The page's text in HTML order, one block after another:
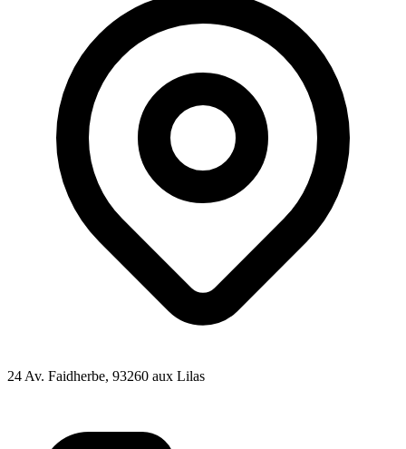
24 Av. Faidherbe, 93260 aux Lilas